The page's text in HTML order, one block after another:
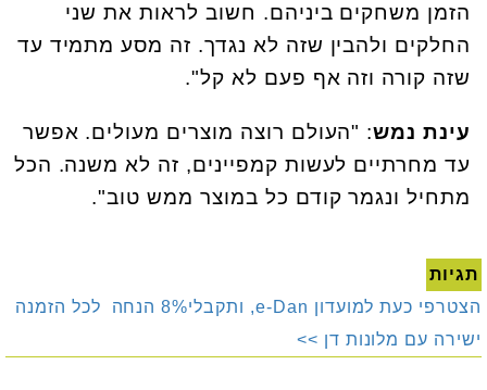
הזמן משחקים ביניהם. חשוב לראות את שני
החלקים ולהבין שזה לא נגדך. זה מסע מתמיד עד
שזה קורה וזה אף פעם לא קל".
עינת נמש: "העולם רוצה מוצרים מעולים. אפשר
עד מחרתיים לעשות קמפיינים, זה לא משנה. הכל
מתחיל ונגמר קודם כל במוצר ממש טוב".
תגיות
הצטרפי כעת למועדון e-Dan, ותקבלי8% הנחה לכל הזמנה
ישירה עם מלונות דן >>